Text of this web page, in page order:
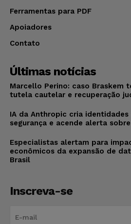
Ferramentas para PDF
Apoiadores
Contato
Últimas notícias
Marcello Perino: caso Braskem
tutela cautelar e recuperação
IA da Anthropic cria
segurança e acende alerta
Especialistas alertam para
econômicos da expansão de
Brasil
Inscreva-se